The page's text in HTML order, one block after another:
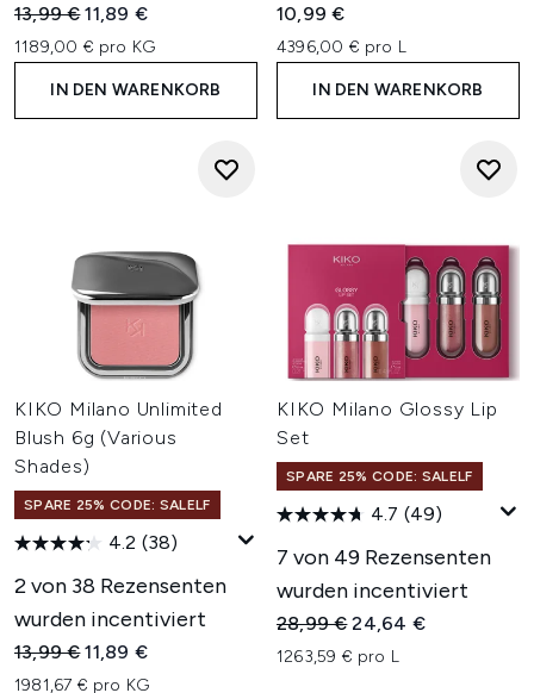
Unverbindliche Preisempfehlung:
13,99 €Aktueller Preis:
11,89 €
1189,00 € pro KG
IN DEN WARENKORB
10,99 €
4396,00 € pro L
IN DEN WARENKORB
KIKO Milano Unlimited
Blush 6g (Various
Shades)
SPARE 25% CODE: SALELF
4.2 (38)
2 von 38 Rezensenten
wurden incentiviert
Unverbindliche Preisempfehlung:
13,99 €Aktueller Preis:
11,89 €
1981,67 € pro KG
KIKO Milano Glossy Lip
Set
SPARE 25% CODE: SALELF
4.7 (49)
7 von 49 Rezensenten
wurden incentiviert
Unverbindliche
28,99 €Aktueller Preis:
24,64 €
1263,59 € pro L